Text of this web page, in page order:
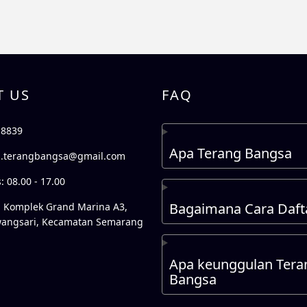
US
08.00 - 17.00
Komplek Grand Marina A3,
Kecamatan Semarang
FAQ
Apa Terang Bangsa
Bagaimana Cara
Apa keunggulan
Bangsa